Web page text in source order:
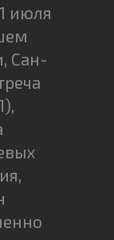
июля
Сан-